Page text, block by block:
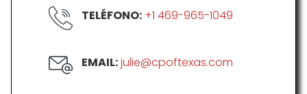
TELÉFONO: +1 469-965-1049
EMAIL:julie@cpoftexas.com